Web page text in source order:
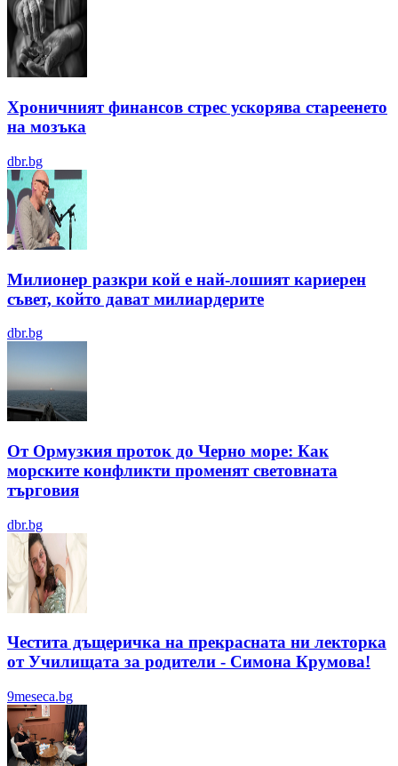
Хроничният финансов стрес ускорява стареенето
на мозъка
dbr.bg
Милионер разкри кой е най-лошият кариерен
съвет, който дават милиардерите
dbr.bg
От Ормузкия проток до Черно море: Как
морските конфликти променят световната
търговия
dbr.bg
Честита дъщеричка на прекрасната ни лекторка
от Училищата за родители - Симона Крумова!
9meseca.bg